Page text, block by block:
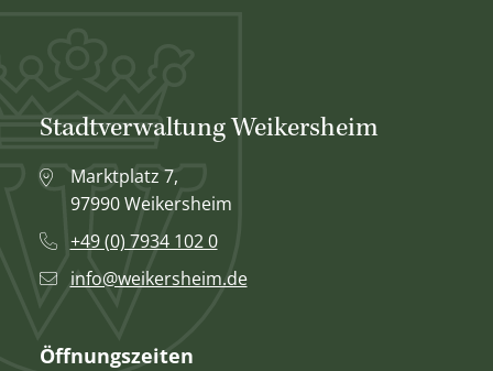
Stadtverwaltung Weikersheim
Marktplatz 7,
97990 Weikersheim
+49 (0) 7934 102 0
info@weikersheim.de
Öffnungszeiten